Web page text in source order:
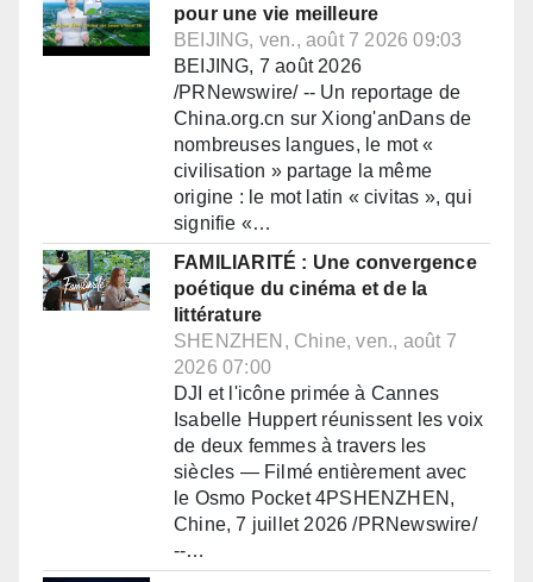
pour une vie meilleure
BEIJING, ven., août 7 2026 09:03
BEIJING, 7 août 2026
/PRNewswire/ -- Un reportage de
China.org.cn sur Xiong'anDans de
nombreuses langues, le mot «
civilisation » partage la même
origine : le mot latin « civitas », qui
signifie «…
FAMILIARITÉ : Une convergence
poétique du cinéma et de la
littérature
SHENZHEN, Chine, ven., août 7
2026 07:00
DJI et l'icône primée à Cannes
Isabelle Huppert réunissent les voix
de deux femmes à travers les
siècles — Filmé entièrement avec
le Osmo Pocket 4PSHENZHEN,
Chine, 7 juillet 2026 /PRNewswire/
--…